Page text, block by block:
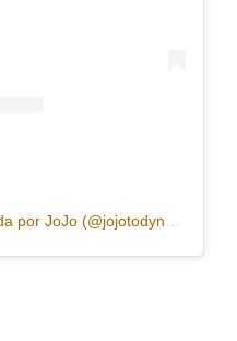
Uma publicação compartilhada por JoJo (@jojotodynho)